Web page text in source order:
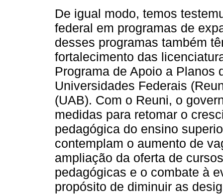
De igual modo, temos
federal em programas de
desses programas também
fortalecimento das
Programa de Apoio a Planos
Universidades Federais
(UAB). Com o Reuni, o
medidas para retomar o
pedagógica do ensino
contemplam o aumento de
ampliação da oferta de
pedagógicas e o combate à
propósito de diminuir as